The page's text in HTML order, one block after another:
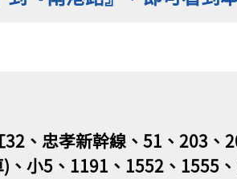
、忠孝新幹線、51、203
小5、1191、1552、1555